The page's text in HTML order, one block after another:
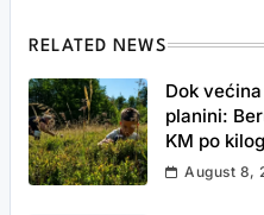
RELATED NEWS
Dok
planini:
KM po
August 8,